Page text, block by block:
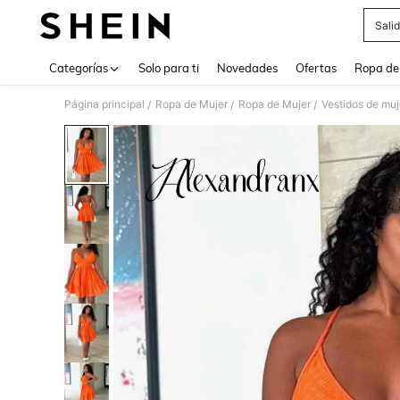
Categorías Solo para ti Novedades Ofertas Ropa
Página principal / Ropa de Mujer / Ropa de Mujer / Vestidos de